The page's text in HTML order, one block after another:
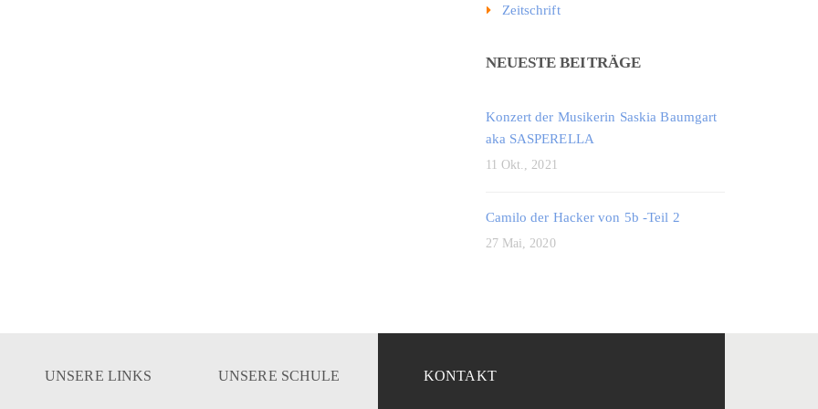
Zeitschrift
NEUESTE BEITRÄGE
Konzert der Musikerin Saskia Baumgart
aka SASPERELLA
11 Okt., 2021
Camilo der Hacker von 5b -Teil 2
27 Mai, 2020
UNSERE LINKS UNSERE SCHULE KONTAKT